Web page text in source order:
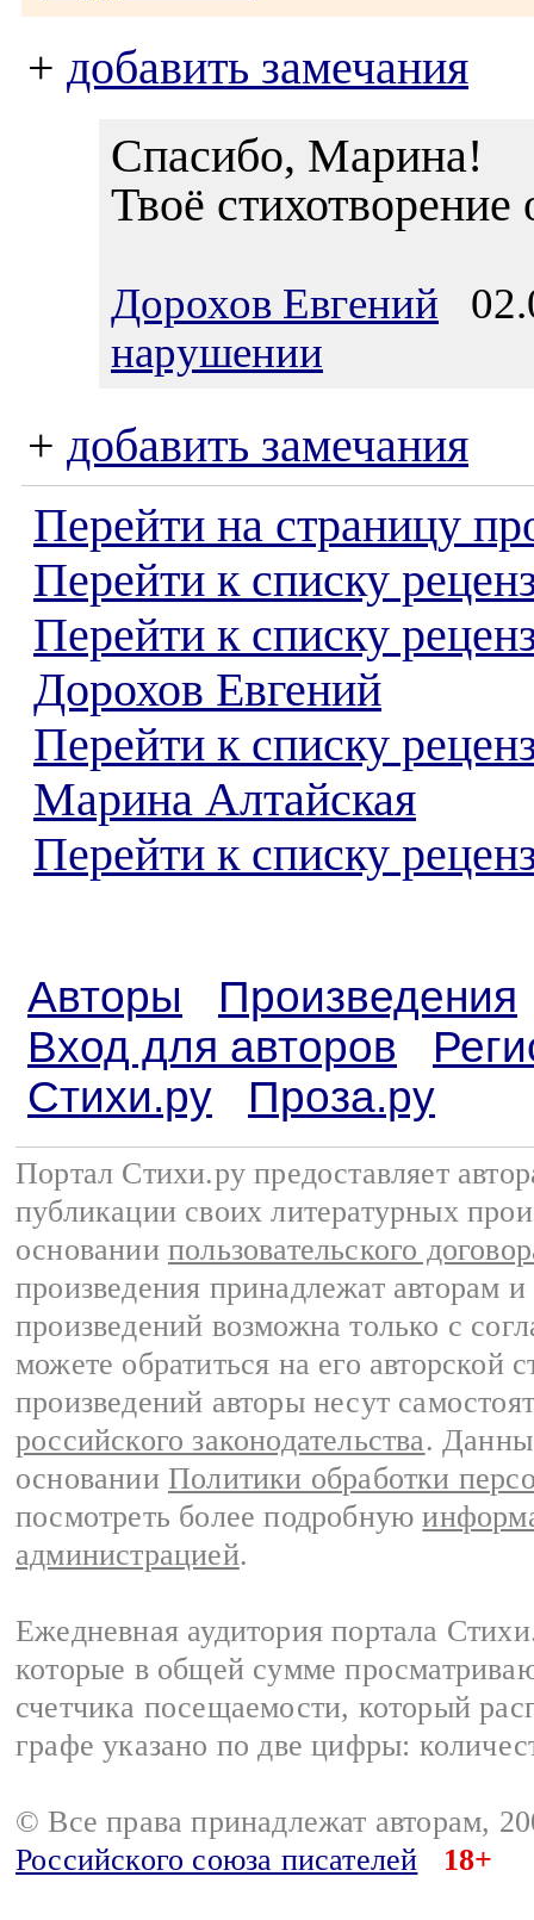
+ добавить замечания
Спасибо, Марина!
Твоё стихотворение
Дорохов Евгений
нарушении
+ добавить замечания
Перейти на страницу
Перейти к списку
Перейти к списку
Дорохов Евгений
Перейти к списку
Марина Алтайская
Перейти к списку
Авторы
Произведения
Вход для авторов
Стихи.ру
Проза.ру
Портал Стихи.ру предоставляет
публикации своих литературных
основании пользовательского
произведения принадлежат авторам
произведений возможна только с
можете обратиться на его авторской
произведений авторы несут
российского законодательства.
основании Политики обработки
посмотреть более подробную
администрацией.
Ежедневная аудитория портала
которые в общей сумме
счетчика посещаемости, который
графе указано по две цифры:
© Все права принадлежат авторам,
Российского союза писателей
18+